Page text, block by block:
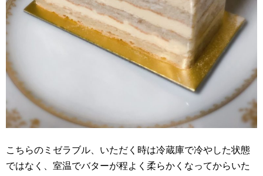
こちらのミゼラブル、いただく時は冷蔵庫で冷やした状態
ではなく、室温でバターが程よく柔らかくなってからいた